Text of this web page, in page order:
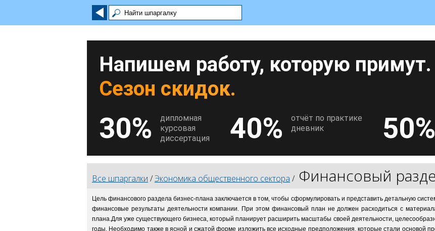
Напишем работу, которую примут.
Сезон скидок.
30%
дипломная
курсовая
диссертация
40%
отчёт по практике
дневник
50%
Все шпаргалки /Экономика общественного сектора / Финансовый
Цель финансового раздела бизнес-плана заключается в том, чтобы сформулировать и представить детальную
финансовые результаты деятельности компании. При этом финансовый план не должен расходиться с
плана.Для уже существующего бизнеса, который планирует расширить масштабы своей деятельности,
годы. Необходимо также в ясной и сжатой форме изложить все исходные предположения, которые стали основой